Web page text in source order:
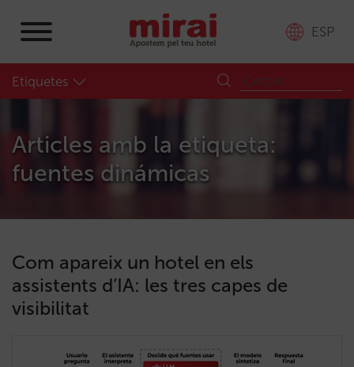
ESP
Etiquetes
Articles amb la etiqueta:
fuentes dinámicas
Com apareix un hotel en els
assistents d’IA: les tres capes de
visibilitat